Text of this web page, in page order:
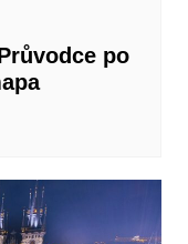
po